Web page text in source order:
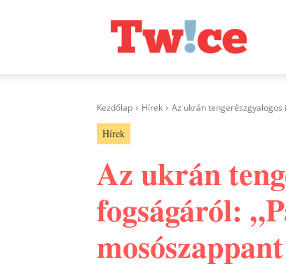
Kezdőlap Hírek Az ukrán tengerészgyalogos
Hírek
Az ukrán
fogságáról: